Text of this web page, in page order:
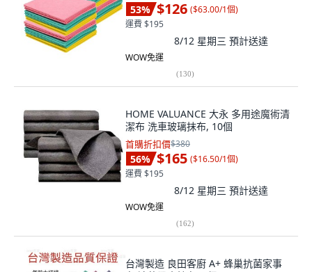
53% $126 ($63.00/1個)
運費 $195
8/12 星期三 預計送達
WOW免運
(130)
HOME VALUANCE 大永 多用途魔術清
潔布 洗車玻璃抹布, 10個
首購折扣價$380
56% $165 ($16.50/1個)
運費 $195
8/12 星期三 預計送達
WOW免運
(162)
台灣製造 良田客廚 A+ 蜂巢抗菌家事